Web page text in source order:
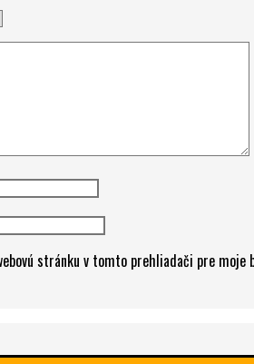
stránku v tomto prehliadači pre moje